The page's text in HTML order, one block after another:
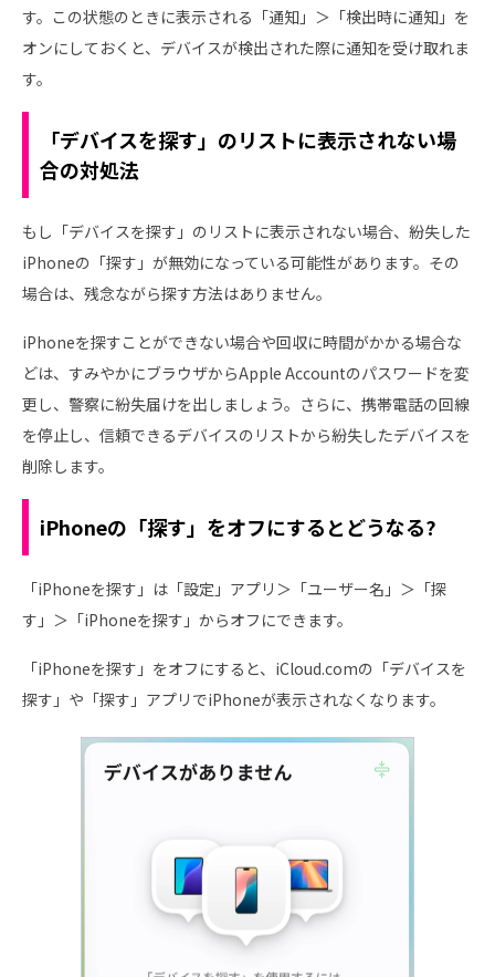
す。この状態のときに表示される「通知」＞「検出時に通知」を
オンにしておくと、デバイスが検出された際に通知を受け取れま
す。
「デバイスを探す」のリストに表示されない場
合の対処法
もし「デバイスを探す」のリストに表示されない場合、紛失した
iPhoneの「探す」が無効になっている可能性があります。その
場合は、残念ながら探す方法はありません。
iPhoneを探すことができない場合や回収に時間がかかる場合な
どは、すみやかにブラウザからApple Accountのパスワードを変
更し、警察に紛失届けを出しましょう。さらに、携帯電話の回線
を停止し、信頼できるデバイスのリストから紛失したデバイスを
削除します。
iPhoneの「探す」をオフにするとどうなる?
「iPhoneを探す」は「設定」アプリ＞「ユーザー名」＞「探
す」＞「iPhoneを探す」からオフにできます。
「iPhoneを探す」をオフにすると、iCloud.comの「デバイスを
探す」や「探す」アプリでiPhoneが表示されなくなります。